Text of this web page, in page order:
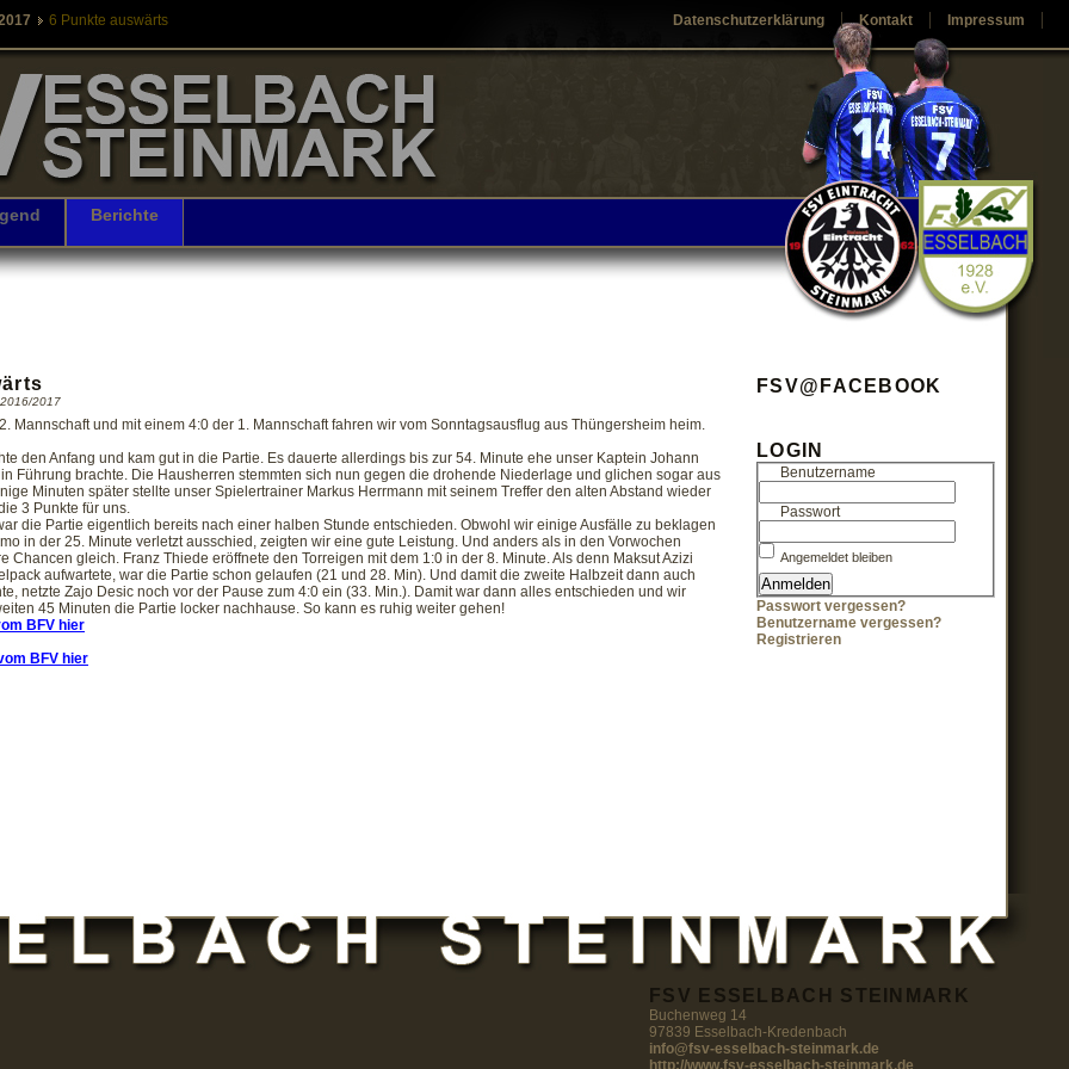
Impressum
Kontakt
Datenschutzerklärung
6 Punkte auswärts
Berichte
2017
Mannschaft und mit einem 4:0 der 1. Mannschaft fahren wir vom Sonntagsausflug aus Thüngersheim heim.
den Anfang und kam gut in die Partie. Es dauerte allerdings bis zur 54. Minute ehe unser Kaptein Johann
Führung brachte. Die Hausherren stemmten sich nun gegen die drohende Niederlage und glichen sogar aus
Minuten später stellte unser Spielertrainer Markus Herrmann mit seinem Treffer den alten Abstand wieder
3 Punkte für uns.
die Partie eigentlich bereits nach einer halben Stunde entschieden. Obwohl wir einige Ausfälle zu beklagen
in der 25. Minute verletzt ausschied, zeigten wir eine gute Leistung. Und anders als in den Vorwochen
Chancen gleich. Franz Thiede eröffnete den Torreigen mit dem 1:0 in der 8. Minute. Als denn Maksut Azizi
aufwartete, war die Partie schon gelaufen (21 und 28. Min). Und damit die zweite Halbzeit dann auch
netzte Zajo Desic noch vor der Pause zum 4:0 ein (33. Min.). Damit war dann alles entschieden und wir
45 Minuten die Partie locker nachhause. So kann es ruhig weiter gehen!
BFV hier
BFV hier
FSV@FACEBOOK
LOGIN
Benutzername
Passwort
Angemeldet bleiben
Passwort vergessen?
Benutzername vergessen?
Registrieren
FSV ESSELBACH STEINMARK
Buchenweg 14
97839 Esselbach-Kredenbach
info@fsv-esselbach-steinmark.de
http://www.fsv-esselbach-steinmark.de